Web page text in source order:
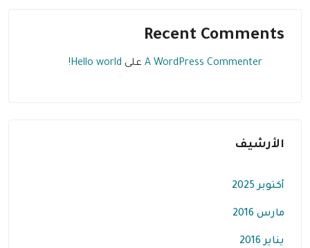
Recent Comments
A WordPress Commenter على Hello world!
الأرشيف
أكتوبر 2025
مارس 2016
يناير 2016